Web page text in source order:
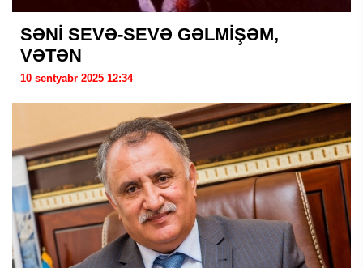
SƏNİ SEVƏ-SEVƏ GƏLMİŞƏM,
VƏTƏN
10 sentyabr 2025 12:34